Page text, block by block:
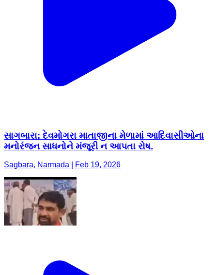
સાગબારા: દેવમોગરા માતાજીના મેળામાં આદિવાસીઓના
મનોરંજન સાધનોને મંજૂરી ન આપતા રોષ.
Sagbara, Narmada | Feb 19, 2026